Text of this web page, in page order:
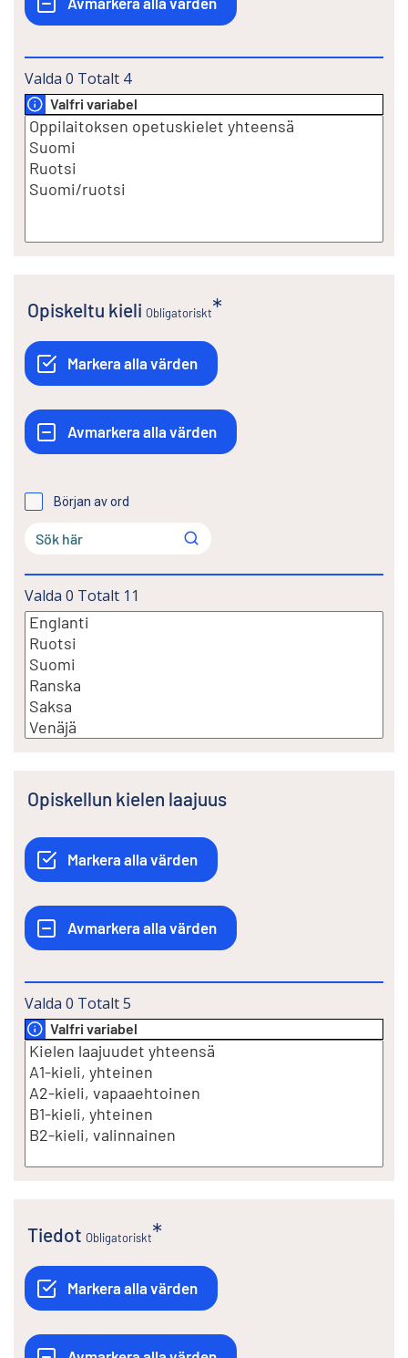
Valda 0 Totalt 4
Valfri variabel
Opiskeltu kieli Obligatoriskt
Början av ord
Valda 0 Totalt 11
Opiskellun kielen laajuus
Valda 0 Totalt5
Valfri variabel
Tiedot Obligatoriskt